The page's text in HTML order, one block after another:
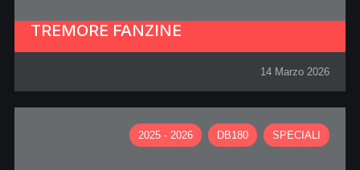
TREMORE FANZINE
14 Marzo 2026
2025 - 2026 DB180 SPECIALI